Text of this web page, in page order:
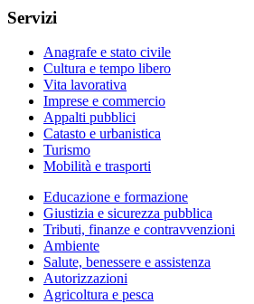
Servizi
Anagrafe e stato civile
Cultura e tempo libero
Vita lavorativa
Imprese e commercio
Appalti pubblici
Catasto e urbanistica
Turismo
Mobilità e trasporti
Educazione e formazione
Giustizia e sicurezza pubblica
Tributi, finanze e contravvenzioni
Ambiente
Salute, benessere e assistenza
Autorizzazioni
Agricoltura e pesca